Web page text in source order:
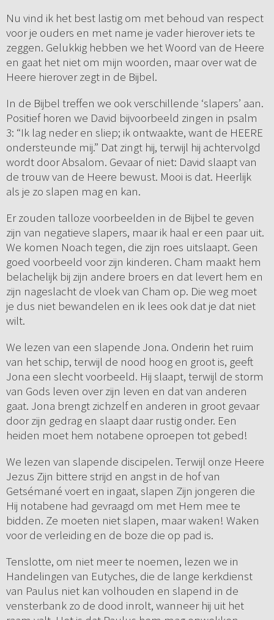
Nu vind ik het best lastig om met behoud van respect
voor je ouders en met name je vader hierover iets te
zeggen. Gelukkig hebben we het Woord van de Heere
en gaat het niet om mijn woorden, maar over wat de
Heere hierover zegt in de Bijbel.
In de Bijbel treffen we ook verschillende ‘slapers’ aan.
Positief horen we David bijvoorbeeld zingen in psalm
3: “Ik lag neder en sliep; ik ontwaakte, want de HEERE
ondersteunde mij.” Dat zingt hij, terwijl hij achtervolgd
wordt door Absalom. Gevaar of niet: David slaapt van
de trouw van de Heere bewust. Mooi is dat. Heerlijk
als je zo slapen mag en kan.
Er zouden talloze voorbeelden in de Bijbel te geven
zijn van negatieve slapers, maar ik haal er een paar uit.
We komen Noach tegen, die zijn roes uitslaapt. Geen
goed voorbeeld voor zijn kinderen. Cham maakt hem
belachelijk bij zijn andere broers en dat levert hem en
zijn nageslacht de vloek van Cham op. Die weg moet
je dus niet bewandelen en ik lees ook dat je dat niet
wilt.
We lezen van een slapende Jona. Onderin het ruim
van het schip, terwijl de nood hoog en groot is, geeft
Jona een slecht voorbeeld. Hij slaapt, terwijl de storm
van Gods leven over zijn leven en dat van anderen
gaat. Jona brengt zichzelf en anderen in groot gevaar
door zijn gedrag en slaapt daar rustig onder. Een
heiden moet hem notabene oproepen tot gebed!
We lezen van slapende discipelen. Terwijl onze Heere
Jezus Zijn bittere strijd en angst in de hof van
Getsémané voert en ingaat, slapen Zijn jongeren die
Hij notabene had gevraagd om met Hem mee te
bidden. Ze moeten niet slapen, maar waken! Waken
voor de verleiding en de boze die op pad is.
Tenslotte, om niet meer te noemen, lezen we in
Handelingen van Eutyches, die de lange kerkdienst
van Paulus niet kan volhouden en slapend in de
vensterbank zo de dood inrolt, wanneer hij uit het